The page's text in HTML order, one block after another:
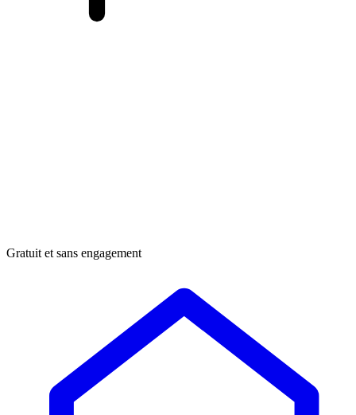
Gratuit et sans engagement